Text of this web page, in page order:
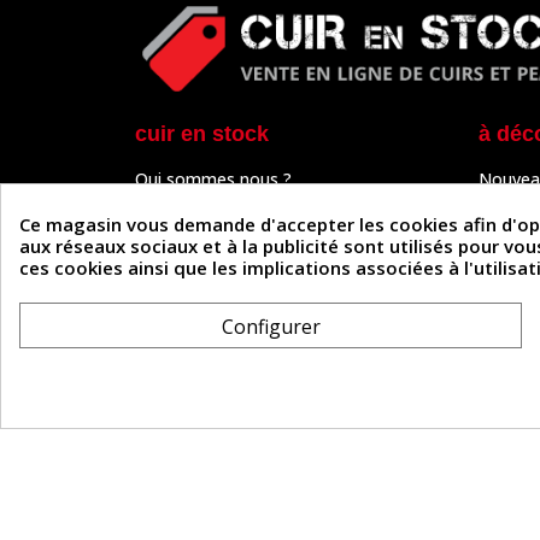
cuir en stock
Qui sommes nous ?
Paiement sécurisé
Un problème de connexion ?
Frais de livraison
Formulaire de rétractation
à
Outils
Tutos
Ce magasin vous demande d'accepter les cookies afin
aux réseaux sociaux et à la publicité sont utilisés pour
ces cookies ainsi que les implications associées à
Configurer